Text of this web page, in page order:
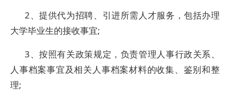
2、提供代为招聘、引进所需人才服务，包括办理
大学毕业生的接收事宜;
3、按照有关政策规定，负责管理人事行政关系、
人事档案事宜及相关人事档案材料的收集、鉴别和整
理;